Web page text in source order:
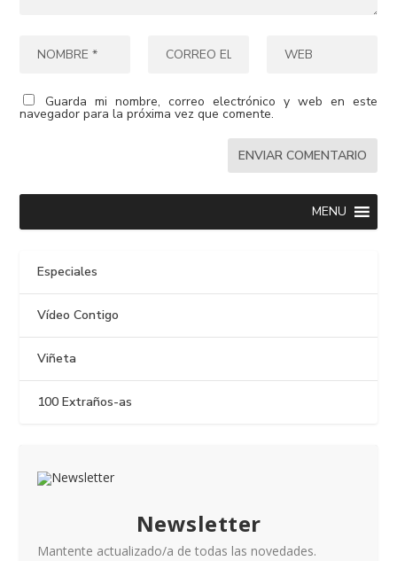
Guarda mi nombre, correo electrónico y web en este
navegador para la próxima vez que comente.
MENU
Especiales
Vídeo Contigo
Viñeta
100 Extraños-as
Newsletter
Mantente actualizado/a de todas las novedades.